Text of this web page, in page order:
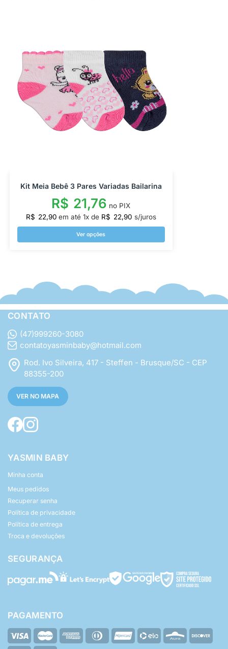
Kit Meia Bebê 3 Pares Variadas Bailarina
R$ 21,76 no PIX
R$ 22,90 em até 1x de R$ 22,90 s/juros
Ver opções
CONTATO
(47)999260-3080
contatoyasminbaby@hotmail.com
Rod. Ivo Silveira, 417 - Steffen - Brusque/SC - CEP
88355-200
VER NO MAPA
YASMIN BABY
Minha conta
Meus pedidos
Recuperar senha
Política de privacidade
Política de entrega
Troca e devoluções
SEGURANÇA
PAGAMENTO